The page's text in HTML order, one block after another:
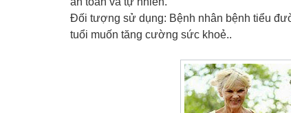
Đối tượng sử dụng: Bệnh nhân bệnh tiểu
tuổi muốn tăng cường sức khoẻ..